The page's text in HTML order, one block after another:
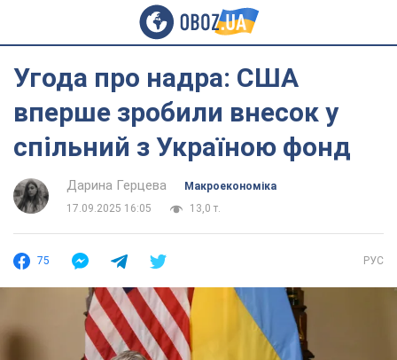
Угода про надра: США
вперше зробили внесок у
спільний з Україною фонд
Дарина Герцева
Mакроекономіка
17.09.2025 16:05
13,0 т.
75 РУС